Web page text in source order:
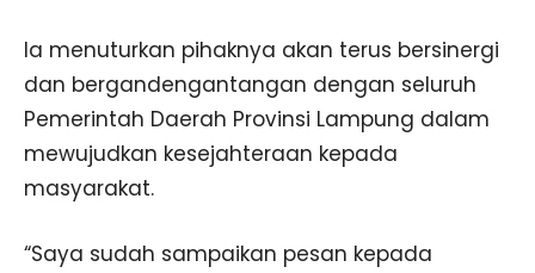
Ia menuturkan pihaknya akan terus bersinergi
dan bergandengantangan dengan seluruh
Pemerintah Daerah Provinsi Lampung dalam
mewujudkan kesejahteraan kepada
masyarakat.
“Saya sudah sampaikan pesan kepada